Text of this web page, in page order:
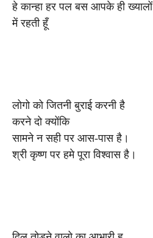
हे कान्हा हर पल बस आपके ही ख्यालों
में रहती हूँ
लोगो को जितनी बुराई करनी है
करने दो क्योंकि
सामने न सही पर आस-पास है।
श्री कृष्ण पर हमे पूरा विश्वास है।